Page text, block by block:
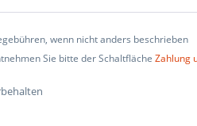
wenn nicht anders beschrieben
Sie bitte der Schaltfläche Zahlung